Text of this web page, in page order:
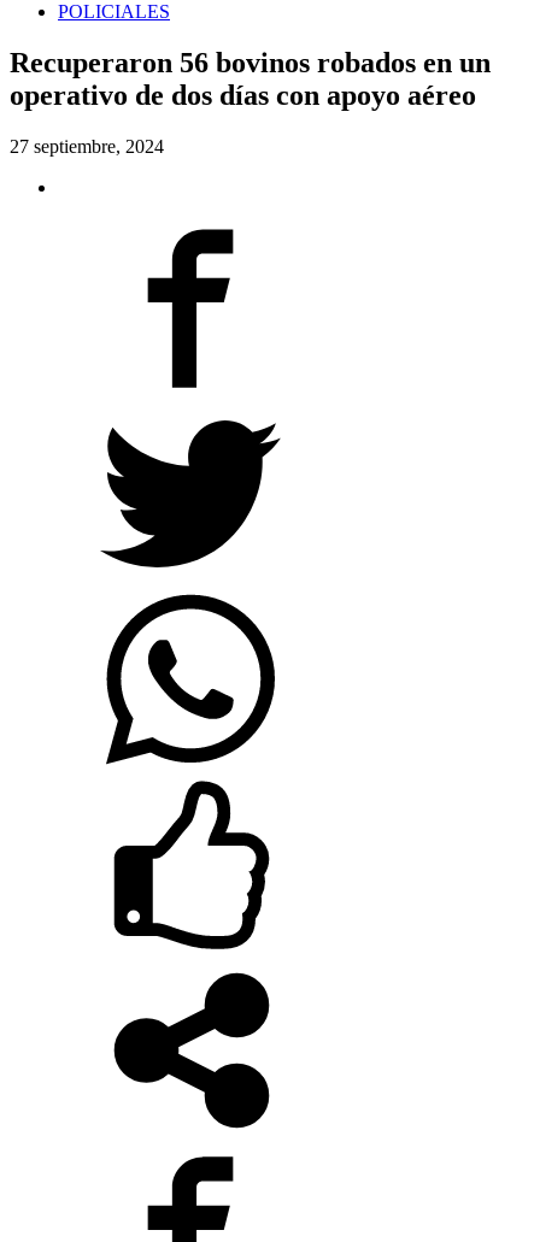
POLICIALES
Recuperaron 56 bovinos robados en un
operativo de dos días con apoyo aéreo
27 septiembre, 2024